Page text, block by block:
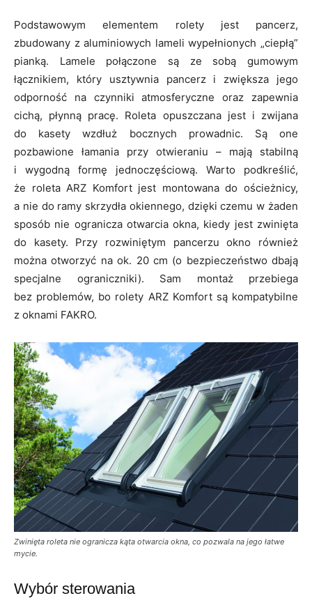
Podstawowym elementem rolety jest pancerz,
zbudowany z aluminiowych lameli wypełnionych „ciepłą”
pianką. Lamele połączone są ze sobą gumowym
łącznikiem, który usztywnia pancerz i zwiększa jego
odporność na czynniki atmosferyczne oraz zapewnia
cichą, płynną pracę. Roleta opuszczana jest i zwijana
do kasety wzdłuż bocznych prowadnic. Są one
pozbawione łamania przy otwieraniu – mają stabilną
i wygodną formę jednoczęściową. Warto podkreślić,
że roleta ARZ Komfort jest montowana do ościeżnicy,
a nie do ramy skrzydła okiennego, dzięki czemu w żaden
sposób nie ogranicza otwarcia okna, kiedy jest zwinięta
do kasety. Przy rozwiniętym pancerzu okno również
można otworzyć na ok. 20 cm (o bezpieczeństwo dbają
specjalne ograniczniki). Sam montaż przebiega
bez problemów, bo rolety ARZ Komfort są kompatybilne
z oknami FAKRO.
Zwinięta roleta nie ogranicza kąta otwarcia okna, co pozwala na jego łatwe
mycie.
Wybór sterowania